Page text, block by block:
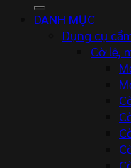
DANH MỤC
Dụng cụ
Cờ lê,